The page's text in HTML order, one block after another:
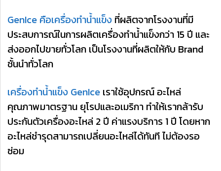
GenIce คือเครื่องทำน้ำแข็ง ที่ผลิตจากโรงงานที่มี
ประสบการณ์ในการผลิตเครื่องทำน้ำแข็งกว่า 15 ปี และ
ส่งออกไปขายทั่วโลก เป็นโรงงานที่ผลิตให้กับ Brand
ชั้นนำทั่วโลก
เครื่องทำน้ำแข็ง GenIce เราใช้อุปกรณ์ อะไหล่
คุณภาพมาตรฐาน ยุโรปและอเมริกา ทำให้เรากล้ารับ
ประกันตัวเครื่องอะไหล่ 2 ปี ค่าแรงบริการ 1 ปี โดยหาก
อะไหล่ชำรุดสามารถเปลี่ยนอะไหล่ได้ทันที ไม่ต้องรอ
ซ่อม